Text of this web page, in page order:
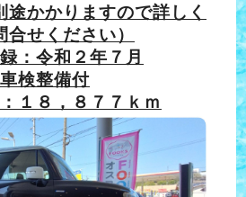
途かかりますので詳しく
合せください）
：令和２年７月
車検整備付
１８，８７７ｋｍ